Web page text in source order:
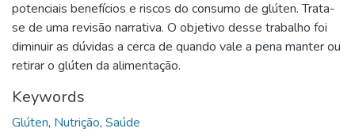
potenciais benefícios e riscos do consumo de glúten. Trata-
se de uma revisão narrativa. O objetivo desse trabalho foi
diminuir as dúvidas a cerca de quando vale a pena manter ou
retirar o glúten da alimentação.
Keywords
Glúten, Nutrição, Saúde